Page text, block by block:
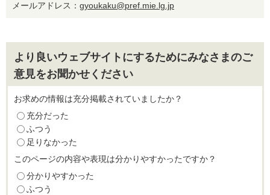
メールアドレス： gyoukaku@pref.mie.lg.jp
より良いウェブサイトにするためにみなさまのご
意見をお聞かせください
お求めの情報は充分掲載されていましたか？
充分だった
ふつう
足りなかった
このページの内容や表現は分かりやすかったですか？
分かりやすかった
ふつう